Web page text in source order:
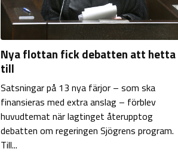
Nya flottan fick debatten att hetta
till
Satsningar på 13 nya färjor – som ska
finansieras med extra anslag – förblev
huvudtemat när lagtinget återupptog
debatten om regeringen Sjögrens program.
Till...